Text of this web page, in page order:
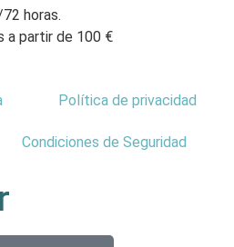
horas.
a partir de 100 €
Política de privacidad
Condiciones de Seguridad